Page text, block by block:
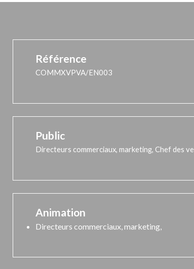
Référence
COMMXVPVA/EN003
Public
Directeurs commerciaux, marketing, Chef des
Animation
Directeurs commerciaux, marketing,